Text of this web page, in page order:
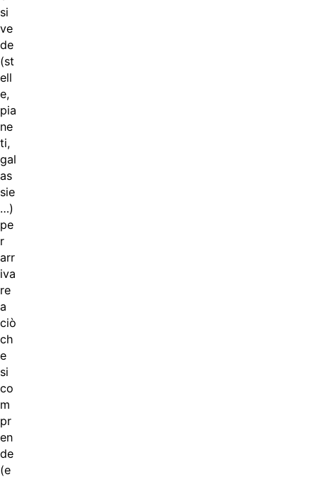
si
ve
de
(st
ell
e,
pia
ne
ti,
gal
as
sie
…)
pe
r
arr
iva
re
a
ciò
ch
e
si
co
m
pr
en
de
(e